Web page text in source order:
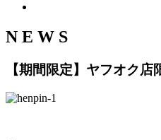
N E W S
【期間限定】ヤフオク